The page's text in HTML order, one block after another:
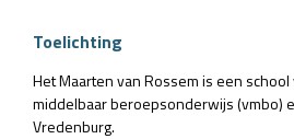
Toelichting
Het Maarten van Rossem is een
middelbaar beroepsonderwijs (vmbo)
Vredenburg.